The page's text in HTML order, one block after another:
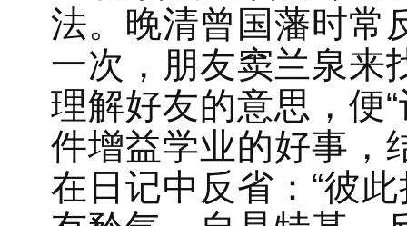
法。晚清曾国藩时常
一次，朋友窦兰泉来
理解好友的意思，便
件增益学业的好事，
在日记中反省：“彼